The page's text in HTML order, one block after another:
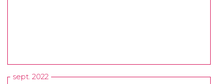
sept. 2022